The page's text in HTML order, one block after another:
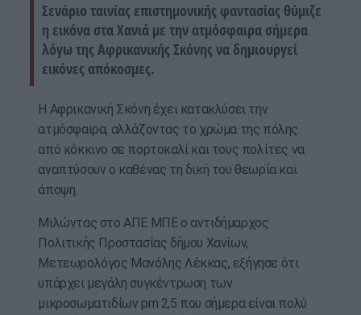
Σενάριο ταινίας επιστημονικής φαντασίας θύμιζε
η εικόνα στα Χανιά με την ατμόσφαιρα σήμερα
λόγω της Αφρικανικής Σκόνης να δημιουργεί
εικόνες απόκοσμες.
Η Αφρικανική Σκόνη έχει κατακλύσει την
ατμόσφαιρα, αλλάζοντας το χρώμα της πόλης
από κόκκινο σε πορτοκαλί και τους πολίτες να
αναπτύσουν ο καθένας τη δική του θεωρία και
άποψη.
Μιλώντας στο ΑΠΕ ΜΠΕ ο αντιδήμαρχος
Πολιτικής Προστασίας δήμου Χανίων,
Μετεωρολόγος Μανόλης Λέκκας, εξήγησε ότι
υπάρχει μεγάλη συγκέντρωση των
μικροσωματιδίων pm 2,5 που σήμερα είναι πολύ